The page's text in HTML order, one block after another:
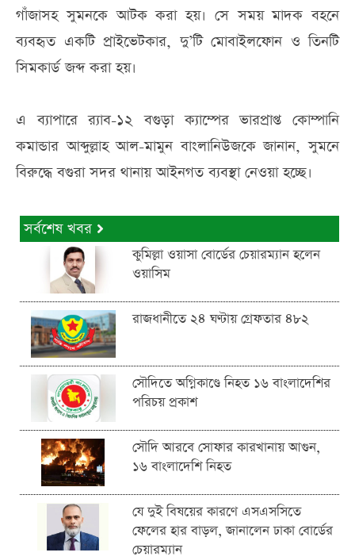
গাঁজাসহ সুমনকে আটক করা হয়। সে সময় মাদক বহনে
ব্যবহৃত একটি প্রাইভেটকার, দু’টি মোবাইলফোন ও তিনটি
সিমকার্ড জব্দ করা হয়।
এ ব্যাপারে র‌্যাব-১২ বগুড়া ক্যাম্পের ভারপ্রাপ্ত কোম্পানি
কমান্ডার আব্দুল্লাহ আল-মামুন বাংলানিউজকে জানান, সুমনে
বিরুদ্ধে বগুরা সদর থানায় আইনগত ব্যবস্থা নেওয়া হচ্ছে।
সর্বশেষ খবর
কুমিল্লা ওয়াসা বোর্ডের চেয়ারম্যান হলেন
ওয়াসিম
রাজধানীতে ২৪ ঘণ্টায় গ্রেফতার ৪৮২
সৌদিতে অগ্নিকাণ্ডে নিহত ১৬ বাংলাদেশির
পরিচয় প্রকাশ
সৌদি আরবে সোফার কারখানায় আগুন,
১৬ বাংলাদেশি নিহত
যে দুই বিষয়ের কারণে এসএসসিতে
ফেলের হার বাড়ল, জানালেন ঢাকা বোর্ডের
চেয়ারম্যান